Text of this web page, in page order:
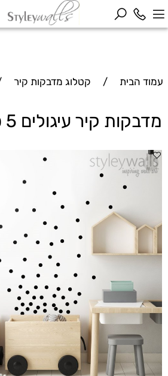
עמוד הבית / קטלוג מדבקות קיר
מדבקות קיר עיגולים 5 ס”מ